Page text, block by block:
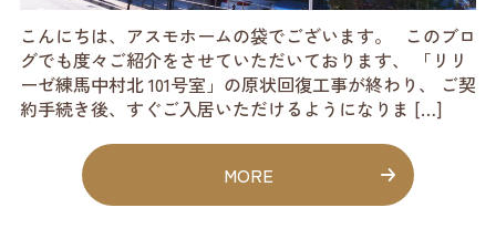
こんにちは、アスモホームの袋でございます。 このブロ
グでも度々ご紹介をさせていただいております、 「リリ
ーゼ練馬中村北 101号室」の原状回復工事が終わり、 ご契
約手続き後、すぐご入居いただけるようになりま […]
MORE